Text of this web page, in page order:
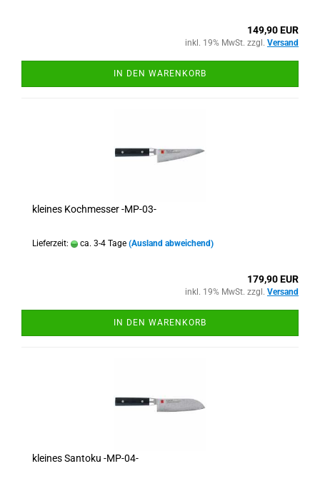
149,90 EUR
inkl. 19% MwSt. zzgl. Versand
IN DEN WARENKORB
kleines Kochmesser -MP-03-
Lieferzeit: ca. 3-4 Tage (Ausland abweichend)
179,90 EUR
inkl. 19% MwSt. zzgl. Versand
IN DEN WARENKORB
kleines Santoku -MP-04-